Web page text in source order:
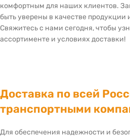
комфортным для наших клиентов.
быть уверены в качестве продукции
Свяжитесь с нами сегодня, чтобы
ассортименте и условиях доставки!
Доставка по всей
транспортными
Для обеспечения надежности и